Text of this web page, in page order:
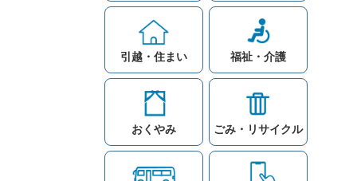
引越・住まい 福祉・介護
おくやみ ごみ・リサイクル